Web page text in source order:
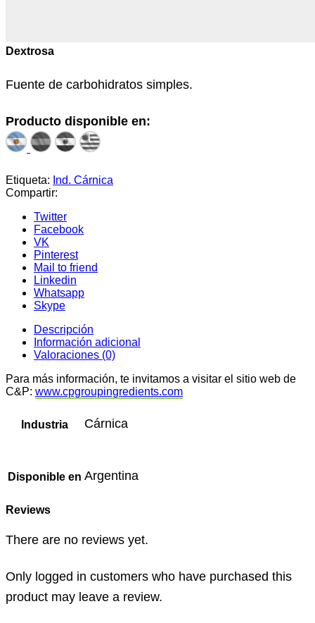
Dextrosa
Fuente de carbohidratos simples.
Producto disponible en:
Etiqueta: Ind. Cárnica
Compartir:
Twitter
Facebook
VK
Pinterest
Mail to friend
Linkedin
Whatsapp
Skype
Descripción
Información adicional
Valoraciones (0)
Para más información, te invitamos a visitar el sitio web de
C&P: www.cpgroupingredients.com
Industria Cárnica
Disponible en Argentina
Reviews
There are no reviews yet.
Only logged in customers who have purchased this
product may leave a review.